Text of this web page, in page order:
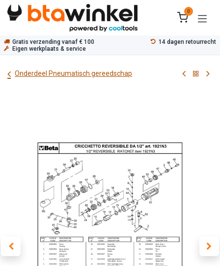
Overslaan naar inhoud
0
Gratis verzending vanaf € 100
14 dagen retourrecht
Eigen werkplaats & service
Onderdeel Pneumatisch gereedschap